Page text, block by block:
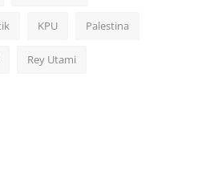
KPU Palestina
Rey Utami